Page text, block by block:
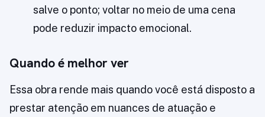
salve o ponto; voltar no meio de uma cena
pode reduzir impacto emocional.
Quando é melhor ver
Essa obra rende mais quando você está disposto a
prestar atenção em nuances de atuação e